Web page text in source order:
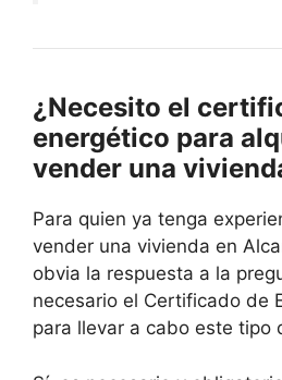
¿Necesito el
energético para
vender una
Para quien ya tenga
vender una vivienda en
obvia la respuesta a la
necesario el Certificado de
para llevar a cabo este tipo